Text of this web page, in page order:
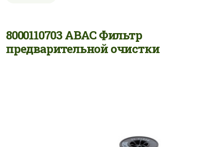
8000110703 ABAC Фильтр
предварительной очистки